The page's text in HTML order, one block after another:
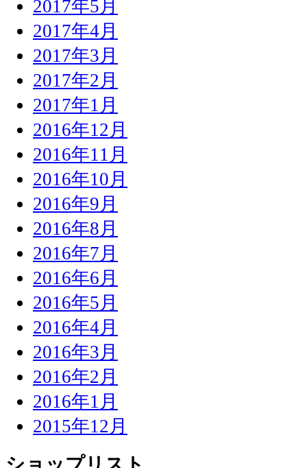
2017年5月
2017年4月
2017年3月
2017年2月
2017年1月
2016年12月
2016年11月
2016年10月
2016年9月
2016年8月
2016年7月
2016年6月
2016年5月
2016年4月
2016年3月
2016年2月
2016年1月
2015年12月